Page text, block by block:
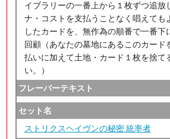
イブラリーの一番上から１枚ずつ追放
ナ・コストを支払うことなく唱えても
したカードを、無作為の順番で一番下
回顧（あなたの墓地にあるこのカード
払いに加えて土地・カード１枚を捨て
い。）
フレーバーテキスト
セット名
ストリクスヘイヴンの秘密 統率者